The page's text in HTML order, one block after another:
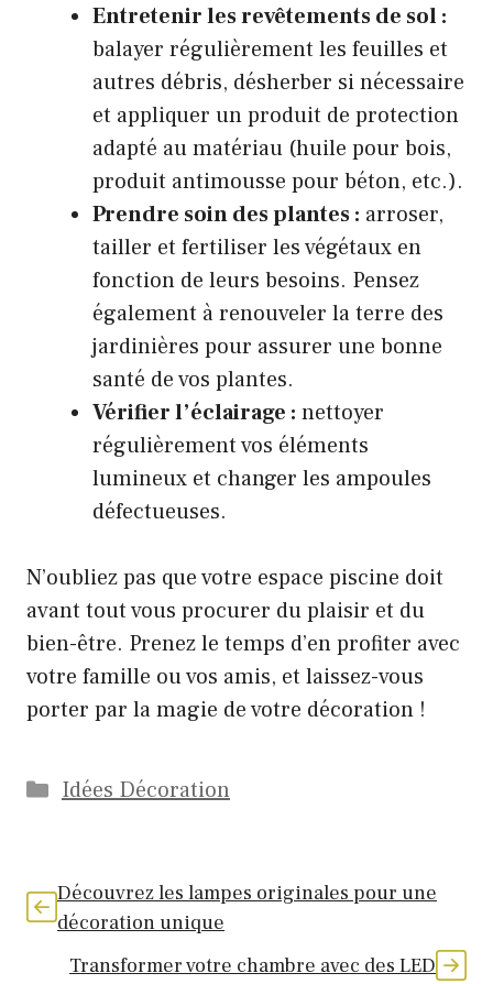
Entretenir les revêtements de sol :
balayer régulièrement les feuilles et
autres débris, désherber si nécessaire
et appliquer un produit de protection
adapté au matériau (huile pour bois,
produit antimousse pour béton, etc.).
Prendre soin des plantes : arroser,
tailler et fertiliser les végétaux en
fonction de leurs besoins. Pensez
également à renouveler la terre des
jardinières pour assurer une bonne
santé de vos plantes.
Vérifier l’éclairage : nettoyer
régulièrement vos éléments
lumineux et changer les ampoules
défectueuses.
N’oubliez pas que votre espace piscine doit
avant tout vous procurer du plaisir et du
bien-être. Prenez le temps d’en profiter avec
votre famille ou vos amis, et laissez-vous
porter par la magie de votre décoration !
Catégories
Idées Décoration
Découvrez les lampes originales pour une
décoration unique
Transformer votre chambre avec des LED